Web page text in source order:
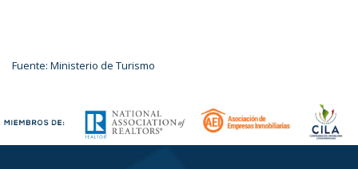
Fuente: Ministerio de Turismo